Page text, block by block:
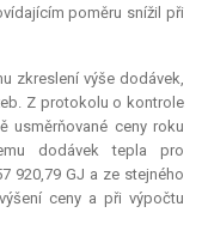
poměru snížil při
zkreslení výše dodávek,
Z protokolu o kontrole
usměrňované ceny roku
dodávek tepla pro
920,79 GJ a ze stejného
ceny a při výpočtu